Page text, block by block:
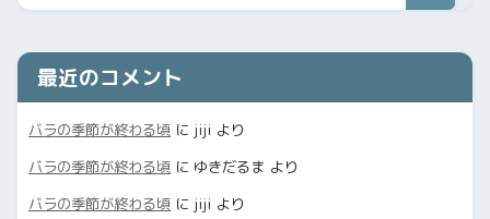
最近のコメント
バラの季節が終わる頃 に jiji より
バラの季節が終わる頃 に ゆきだるま より
バラの季節が終わる頃 に jiji より